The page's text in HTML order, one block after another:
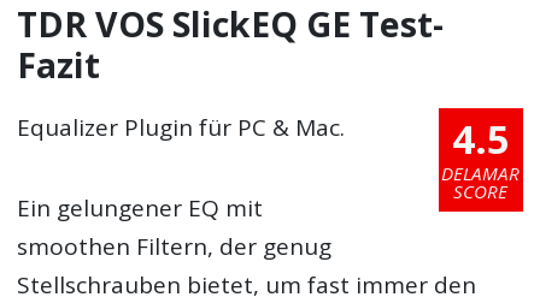
TDR VOS SlickEQ GE Test-
Fazit
4.5
DELAMAR
SCORE
Equalizer Plugin für PC & Mac.
Ein gelungener EQ mit
smoothen Filtern, der genug
Stellschrauben bietet, um fast immer den